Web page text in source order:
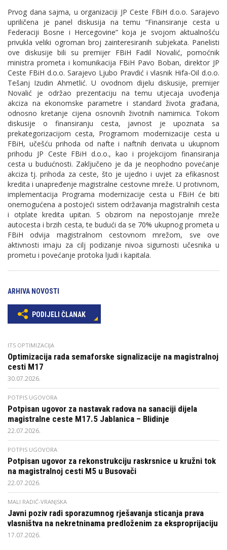
Prvog dana sajma, u organizaciji JP Ceste FBiH d.o.o. Sarajevo
upriličena je panel diskusija na temu “Finansiranje cesta u
Federaciji Bosne i Hercegovine” koja je svojom aktualnošću
privukla veliki ogroman broj zainteresiranih subjekata. Panelisti
ove diskusije bili su premijer FBiH Fadil Novalić, pomoćnik
ministra prometa i komunikacija FBiH Pavo Boban, direktor JP
Ceste FBiH d.o.o. Sarajevo Ljubo Pravdić i vlasnik Hifa-Oil d.o.o.
Tešanj Izudin Ahmetlić. U ovodnom dijelu diskusije, premijer
Novalić je održao prezentaciju na temu utjecaja uvođenja
akciza na ekonomske parametre i standard života građana,
odnosno kretanje cijena osnovnih životnih namirnica. Tokom
diskusije o finansiranju cesta, javnost je upoznata sa
prekategorizacijom cesta, Programom modernizacije cesta u
FBiH, učešću prihoda od nafte i naftnih derivata u ukupnom
prihodu JP Ceste FBiH d.o.o., kao i projekcijom finansiranja
cesta u budućnosti. Zaključeno je da je neophodno povećanje
akciza tj. prihoda za ceste, što je ujedno i uvjet za efikasnost
kredita i unapređenje magistralne cestovne mreže. U protivnom,
implementacija Programa modernizacije cesta u FBiH će biti
onemogućena a postojeći sistem održavanja magistralnih cesta
i otplate kredita upitan. S obzirom na nepostojanje mreže
autocesta i brzih cesta, te budući da se 70% ukupnog prometa u
FBiH odvija magistralnom cestovnom mrežom, sve ove
aktivnosti imaju za cilj podizanje nivoa sigurnosti učesnika u
prometu i povećanje protoka ljudi i kapitala.
ARHIVA NOVOSTI
PODIJELI ČLANAK
ITS OPTIMIZACIJA
Optimizacija rada semaforske signalizacije na magistralnoj
cesti M17
30.07.2026.
POTPIS UGOVORA
Potpisan ugovor za nastavak radova na sanaciji dijela
magistralne ceste M17.5 Jablanica – Blidinje
22.07.2026.
POTPIS UGOVORA
Potpisan ugovor za rekonstrukciju raskrsnice u kružni tok
na magistralnoj cesti M5 u Busovači
22.07.2026.
MALI RADIĆ-VRANJSKA
Javni poziv radi sporazumnog rješavanja sticanja prava
vlasništva na nekretninama predloženim za eksproprijaciju
17.07.2026.